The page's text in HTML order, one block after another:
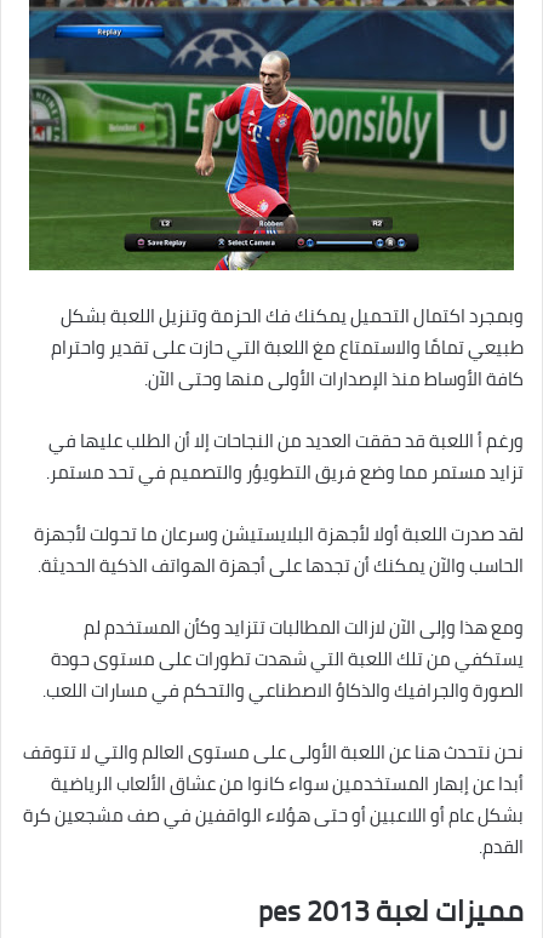
وبمجرد اكتمال التحميل يمكنك فك الحزمة وتنزيل اللعبة بشكل
طبيعي تمامًا والاستمتاع مغ اللعبة التي حازت على تقدير واحترام
كافة الأوساط منذ الإصدارات الأولى منها وحتى الآن.
ورغم أ اللعبة قد حققت العديد من النجاحات إلا أن الطلب عليها في
تزايد مستمر مما وضع فريق التطويؤر والتصميم في تحد مستمر.
لقد صدرت اللعبة أولا لأجهزة البلايستيشن وسرعان ما تحولت لأجهزة
الحاسب والآن يمكنك أن تجدها على أجهزة الهواتف الذكية الحديثة.
ومع هذا وإلى الآن لازالت المطالبات تتزايد وكأن المستخدم لم
يستكفي من تلك اللعبة التي شهدت تطورات على مستوى حودة
الصورة والجرافيك والذكاؤ الاصطناعي والتحكم في مسارات اللعب.
نحن نتحدث هنا عن اللعبة الأولى على مستوى العالم والتي لا تتوقف
أبدا عن إبهار المستخدمين سواء كانوا من عشاق الألعاب الرياضية
بشكل عام أو اللاعبين أو حتى هؤلاء الواقفين في صف مشجعين كرة
القدم.
مميزات لعبة pes 2013